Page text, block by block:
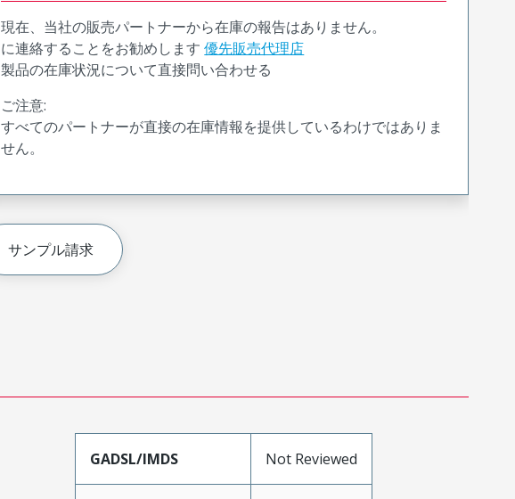
現在、当社の販売パートナーから在庫の報告はありません。
に連絡することをお勧めします 優先販売代理店
製品の在庫状況について直接問い合わせる
ご注意:
すべてのパートナーが直接の在庫情報を提供しているわけではありま
せん。
サンプル請求
GADSL/IMDS Not Reviewed